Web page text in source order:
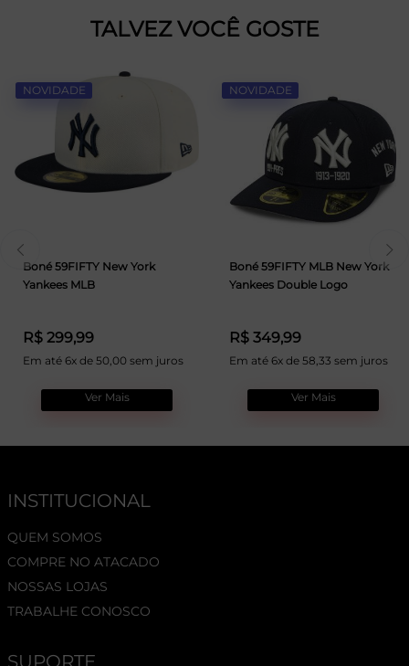
TALVEZ VOCÊ GOSTE
NOVIDADE
Boné 59FIFTY New York
Yankees MLB
R$ 299,99
Em até 6x de 50,00 sem juros
Ver Mais
NOVIDADE
Boné 59FIFTY MLB New York
Yankees Double Logo
R$ 349,99
Em até 6x de 58,33 sem juros
Ver Mais
INSTITUCIONAL
QUEM SOMOS
COMPRE NO ATACADO
NOSSAS LOJAS
TRABALHE CONOSCO
SUPORTE